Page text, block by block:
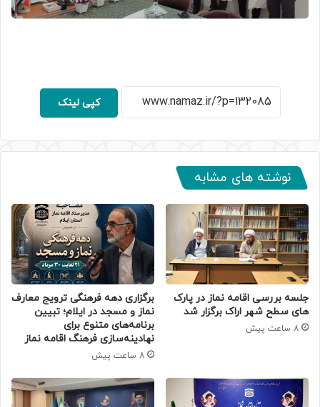
کپی لینک
نوشته های مشابه
جلسه بررسی اقامه نماز در پارک
های سطح شهر اراک برگزار شد
8 ساعت پیش
برگزاری دهه فرهنگی ترویج معارف
نماز و مسجد در ایلام؛ تبیین
برنامه‌های متنوع برای
نهادینه‌سازی فرهنگ اقامه نماز
8 ساعت پیش